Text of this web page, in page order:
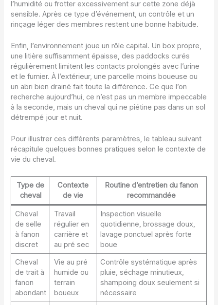
l’humidité ou frotter excessivement sur cette zone déjà
sensible. Après ce type d’événement, un contrôle et un
rinçage léger des membres restent une bonne habitude.
Enfin, l’environnement joue un rôle capital. Un box propre,
une litière suffisamment épaisse, des paddocks curés
régulièrement limitent les contacts prolongés avec l’urine
et le fumier. À l’extérieur, une parcelle moins boueuse ou
un abri bien drainé fait toute la différence. Ce que l’on
recherche aujourd’hui, ce n’est pas un membre impeccable
à la seconde, mais un cheval qui ne piétine pas dans un sol
détrempé jour et nuit.
Pour illustrer ces différents paramètres, le tableau suivant
récapitule quelques bonnes pratiques selon le contexte de
vie du cheval.
Type de
cheval
Contexte
de vie
Routine d’entretien du fanon
recommandée
Cheval
de selle
à fanon
discret
Travail
régulier en
carrière et
au pré sec
Inspection visuelle
quotidienne, brossage doux,
lavage ponctuel après forte
boue
Cheval
de trait à
fanon
abondant
Vie au pré
humide ou
terrain
boueux
Contrôle systématique après
pluie, séchage minutieux,
shampoing doux seulement si
nécessaire